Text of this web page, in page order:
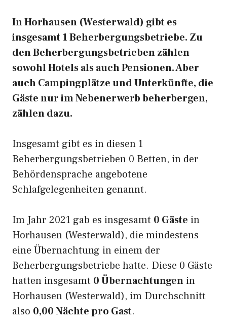
In Horhausen (Westerwald) gibt es
insgesamt 1 Beherbergungsbetriebe. Zu
den Beherbergungsbetrieben zählen
sowohl Hotels als auch Pensionen. Aber
auch Campingplätze und Unterkünfte, die
Gäste nur im Nebenerwerb beherbergen,
zählen dazu.
Insgesamt gibt es in diesen 1
Beherbergungsbetrieben 0 Betten, in der
Behördensprache angebotene
Schlafgelegenheiten genannt.
Im Jahr 2021 gab es insgesamt 0 Gäste in
Horhausen (Westerwald), die mindestens
eine Übernachtung in einem der
Beherbergungsbetriebe hatte. Diese 0 Gäste
hatten insgesamt 0 Übernachtungen in
Horhausen (Westerwald), im Durchschnitt
also 0,00 Nächte pro Gast.